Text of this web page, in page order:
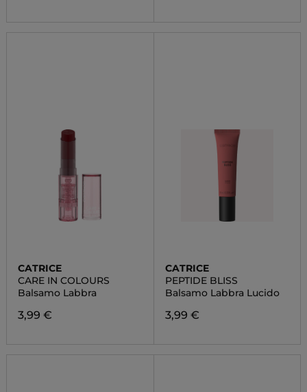
CATRICE
CARE IN COLOURS
Balsamo Labbra
3,99 €
CATRICE
PEPTIDE BLISS
Balsamo Labbra Lucido
3,99 €